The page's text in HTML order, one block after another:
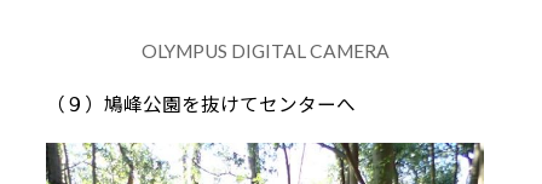
OLYMPUS DIGITAL CAMERA
（９）鳩峰公園を抜けてセンターへ